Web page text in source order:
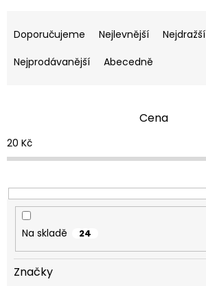
a
e
o
d
k
t
Doporučujeme Nejlevnější
Nejdražší
Nejprodávanější
Abecedně
Cena
20 Kč
Na skladě 24
Značky